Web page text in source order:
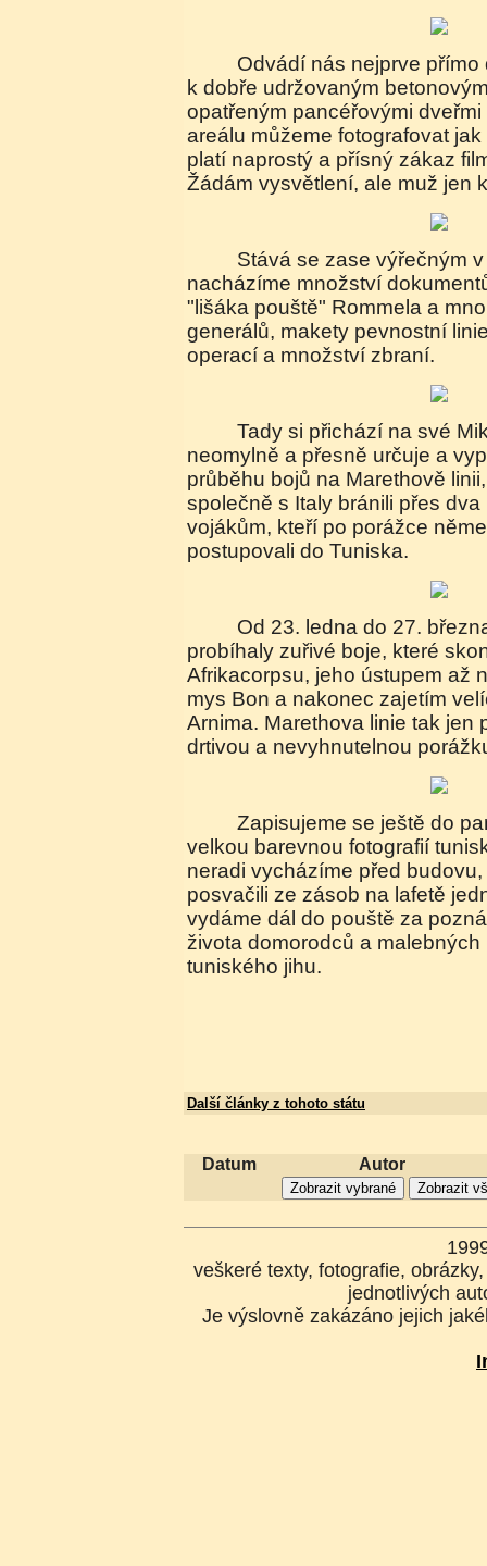
Odvádí nás nejprve přímo do pevnostní linie
k dobře udržovaným
opatřeným pancéřovými
areálu můžeme fotografovat
platí naprostý a přísný zákaz
Žádám vysvětlení, ale muž jen
Stává se zase výřečným v budově muzea, kde
nacházíme množství
"lišáka pouště" Rommela a
generálů, makety pevnostní
operací a množství zbraní.
Tady si přichází na své Mikuláš, který je
neomylně a přesně určuje a
průběhu bojů na Marethově
společně s Italy bránili přes
vojákům, kteří po porážce
postupovali do Tuniska.
Od 23. ledna do 27. března 1943 právě tady
probíhaly zuřivé boje, které
Afrikacorpsu, jeho ústupem až
mys Bon a nakonec zajetím
Arnima. Marethova linie tak jen
drtivou a nevyhnutelnou
Zapisujeme se ještě do pamětní knihy pod
velkou barevnou fotografií
neradi vycházíme před
posvačili ze zásob na lafetě
vydáme dál do pouště za
života domorodců a
tuniského jihu.
Další články z tohoto státu
Datum Autor
veškeré texty, fotografie,
jednotlivých
Je výslovně zakázáno jejich